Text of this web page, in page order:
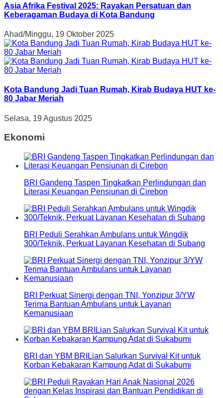
Asia Afrika Festival 2025: Rayakan Persatuan dan
Keberagaman Budaya di Kota Bandung
Ahad/Minggu, 19 Oktober 2025
Kota Bandung Jadi Tuan Rumah, Kirab Budaya HUT ke-
80 Jabar Meriah
Selasa, 19 Agustus 2025
Ekonomi
BRI Gandeng Taspen Tingkatkan Perlindungan dan
Literasi Keuangan Pensiunan di Cirebon
BRI Peduli Serahkan Ambulans untuk Wingdik
300/Teknik, Perkuat Layanan Kesehatan di Subang
BRI Perkuat Sinergi dengan TNI, Yonzipur 3/YW
Terima Bantuan Ambulans untuk Layanan
Kemanusiaan
BRI dan YBM BRILian Salurkan Survival Kit untuk
Korban Kebakaran Kampung Adat di Sukabumi